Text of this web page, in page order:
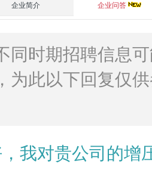
企业简介 企业问答
同时期招聘信息
为此以下回复仅
我对贵公司的增